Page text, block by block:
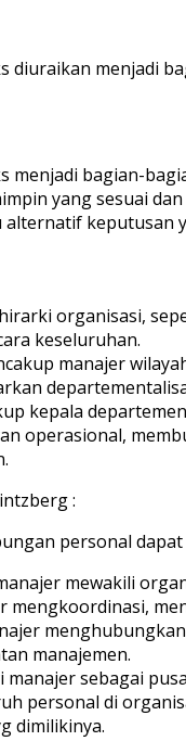
diuraikan menjadi
menjadi bagian-
yang sesuai
keputusan
organisasi,
keseluruhan.
manajer
kepala
operasional,
:
personal
mewakili
mengkoordinasi,
menghubungkan
manajemen.
sebagai
personal di
dimilikinya.